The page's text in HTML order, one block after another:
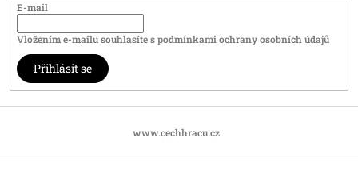
E-mail
Vložením e-mailu souhlasíte spodmínkami ochrany osobních údajů
Přihlásit se
www.cechhracu.cz